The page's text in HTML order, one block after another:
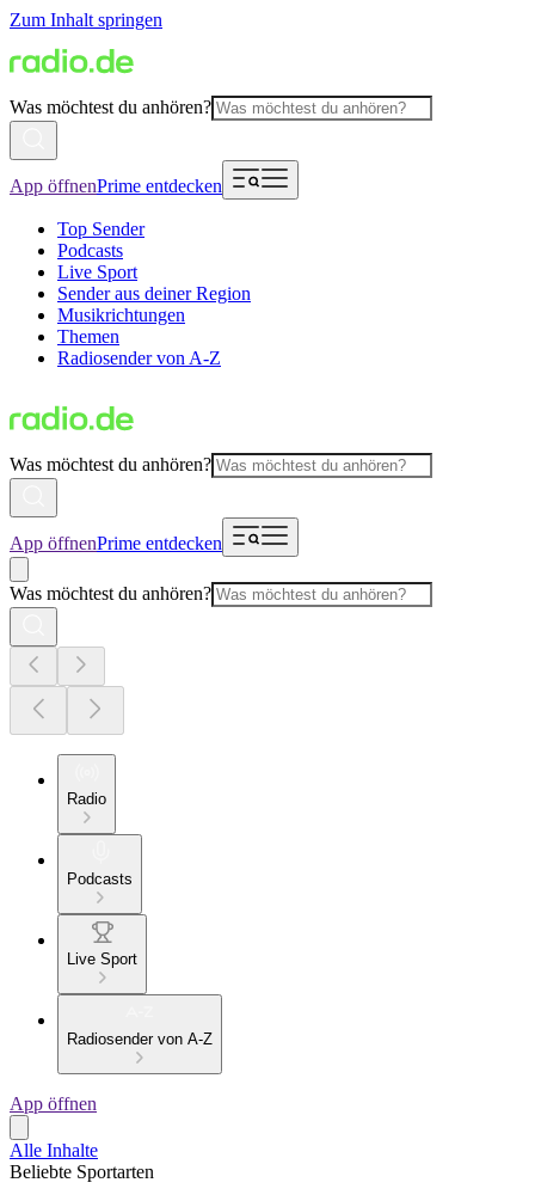
Zum Inhalt springen
Was möchtest du anhören?
App öffnenPrime entdecken
Top Sender
Podcasts
Live Sport
Sender aus deiner Region
Musikrichtungen
Themen
Radiosender von A-Z
Was möchtest du anhören?
App öffnenPrime entdecken
Was möchtest du anhören?
Radio
Podcasts
Live Sport
Radiosender von A-Z
App öffnen
Alle Inhalte
Beliebte Sportarten